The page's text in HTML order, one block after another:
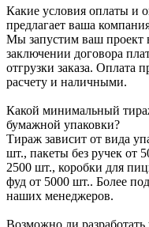
Какие условия оплаты и
предлагает ваша
Мы запустим ваш проект
заключении договора
отгрузки заказа. Оплата
расчету и наличными.
Какой минимальный
бумажной упаковки?
Тираж зависит от вида
шт., пакеты без ручек от
2500 шт., коробки для
фуд от 5000 шт.. Более
наших менеджеров.
Возможно ли